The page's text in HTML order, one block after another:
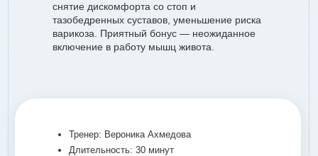
Тренер: Вероника Ахмедова
Длительность: 30 минут
снятие дискомфорта со стоп и
тазобедренных суставов, уменьшение риска
варикоза. Приятный бонус — неожиданное
включение в работу мышц живота.